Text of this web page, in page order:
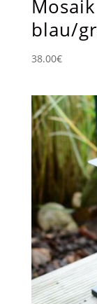
blau/
38.00€